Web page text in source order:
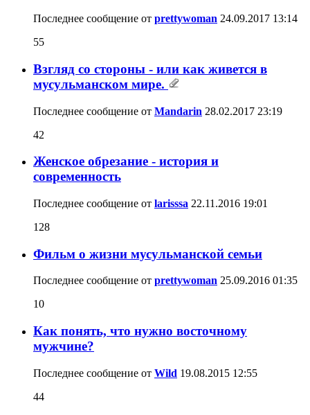
Последнее сообщение от prettywoman 24.09.2017 13:14
55
Взгляд со стороны - или как живется в
мусульманском мире.
Последнее сообщение от Mandarin 28.02.2017 23:19
42
Женское обрезание - история и
современность
Последнее сообщение от larisssa 22.11.2016 19:01
128
Фильм о жизни мусульманской семьи
Последнее сообщение от prettywoman 25.09.2016 01:35
10
Как понять, что нужно восточному
мужчине?
Последнее сообщение от Wild 19.08.2015 12:55
44